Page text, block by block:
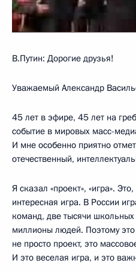
В.Путин: Дорогие друзья!
Уважаемый Александр
45 лет в эфире, 45 лет на
событие в мировых масс-
И мне особенно приятно
отечественный,
Я сказал «проект», «игра».
интересная игра. В России
команд, две тысячи
миллионы людей. Поэтому
не просто проект, это
И это веселая игра, и это